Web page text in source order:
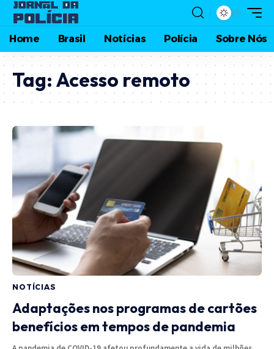
Home Brasil Notícias Polícia Sobre Nós
Tag: Acesso remoto
NOTÍCIAS
Adaptações nos programas de cartões
benefícios em tempos de pandemia